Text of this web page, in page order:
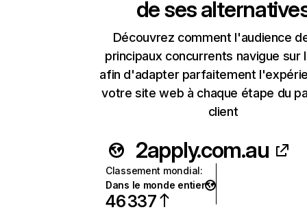
de ses
Découvrez comment l'audience
principaux concurrents navigue sur
afin d'adapter parfaitement
votre site web à chaque étape du
client
2apply.com.au
Classement mondial:
Dans le monde entier
46 337